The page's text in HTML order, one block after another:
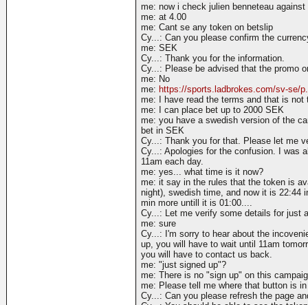
me: now i check julien benneteau
me: at 4.00
me: Cant se any token on betslip
Cy...: Can you please confirm the
me: SEK
Cy...: Thank you for the information.
Cy...: Please be advised that the promo
me: No
me: https://sports.ladbrokes.com/sv-se/
me: I have read the terms and that is not
me: I can place bet up to 2000 SEK
me: you have a swedish version of the
bet in SEK
Cy...: Thank you for that. Please let me
Cy...: Apologies for the confusion. I was
11am each day.
me: yes... what time is it now?
me: it say in the rules that the token is
night), swedish time, and now it is 22:44
min more untill it is 01:00....
Cy...: Let me verify some details for just
me: sure
Cy...: I'm sorry to hear about the
up, you will have to wait until 11am
you will have to contact us back.
me: "just signed up"?
me: There is no "sign up" on this
me: Please tell me where that button is
Cy...: Can you please refresh the page